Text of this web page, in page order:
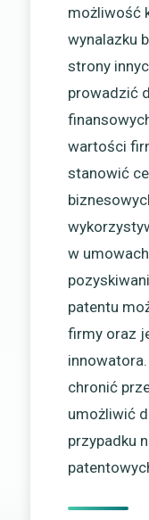
możliwość
wynalazku
strony
prowadzić
wartości
stanowić
w
patentu
firmy oraz
chronić
umożliwić
przypadku